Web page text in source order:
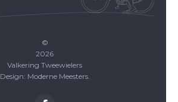
©
2026
Valkering Tweewielers
Design: Moderne Meesters.